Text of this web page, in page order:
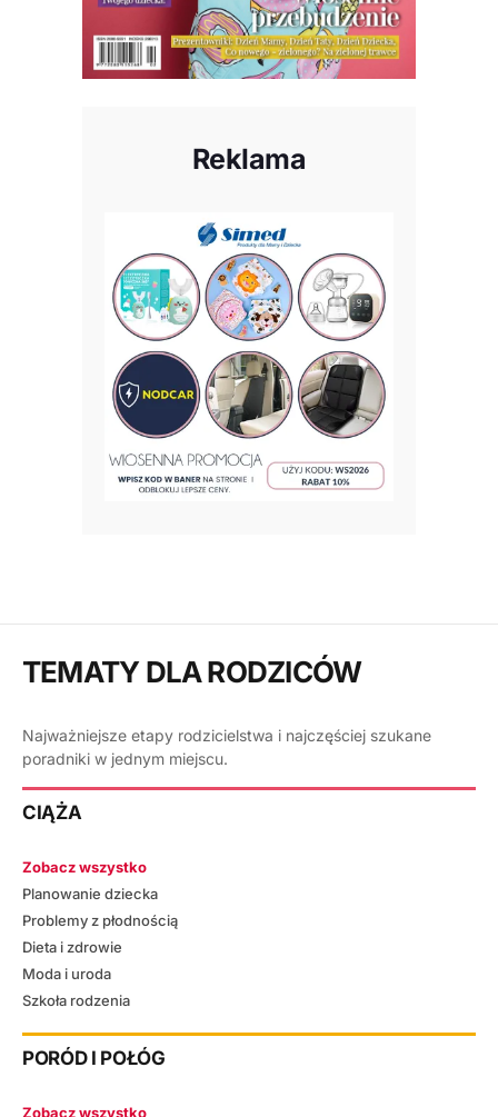
Reklama
TEMATY DLA RODZICÓW
Najważniejsze etapy rodzicielstwa i najczęściej szukane
poradniki w jednym miejscu.
CIĄŻA
Zobacz wszystko
Planowanie dziecka
Problemy z płodnością
Dieta i zdrowie
Moda i uroda
Szkoła rodzenia
PORÓD I POŁÓG
Zobacz wszystko